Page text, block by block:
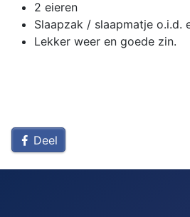
2 eieren
Slaapzak / slaapmatje o.i.d.
Lekker weer en goede zin.
Deel